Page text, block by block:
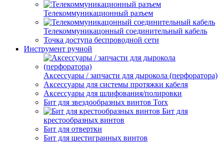
Телекоммуникационный разъем
Телекоммуникацонный соединительный кабель
Точка доступа беспроводной сети
Инструмент ручной
Аксессуары / запчасти для дырокола (перфоратора)
Аксессуары для системы протяжки кабеля
Аксессуары для шлифования/полировки
Бит для звездообразных винтов Torx
Бит для
крестообразных винтов
Бит для отвертки
Бит для шестигранных винтов